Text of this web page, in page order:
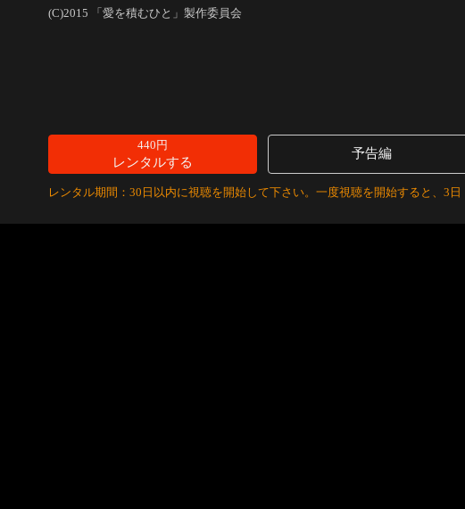
(C)2015 「愛を積むひと」製作委員会
440円
レンタルする
予告編
レンタル期間：30日以内に視聴を開始して下さい。一度視聴を開始すると、3日